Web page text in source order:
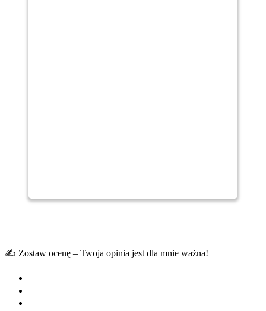
✍️ Zostaw ocenę – Twoja opinia jest dla mnie ważna!